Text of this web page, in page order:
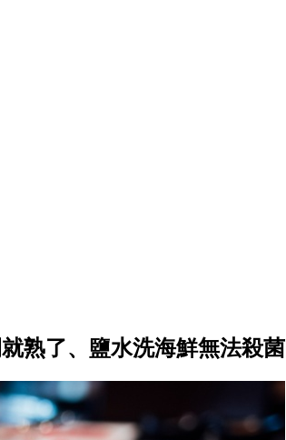
熟了、鹽水洗海鮮無法殺菌